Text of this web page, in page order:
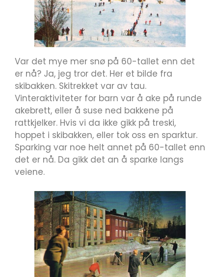
Var det mye mer snø på 60-tallet enn det
er nå? Ja, jeg tror det. Her et bilde fra
skibakken. Skitrekket var av tau.
Vinteraktiviteter for barn var å ake på runde
akebrett, eller å suse ned bakkene på
rattkjelker. Hvis vi da ikke gikk på treski,
hoppet i skibakken, eller tok oss en sparktur.
Sparking var noe helt annet på 60-tallet enn
det er nå. Da gikk det an å sparke langs
veiene.